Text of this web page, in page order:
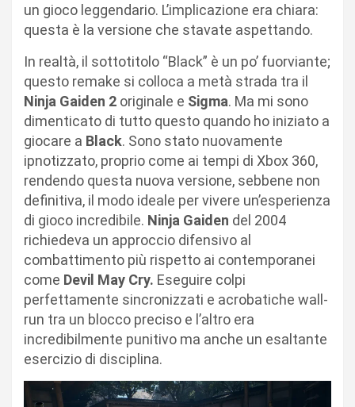
un gioco leggendario. L’implicazione era chiara:
questa è la versione che stavate aspettando.
In realtà, il sottotitolo “Black” è un po’ fuorviante;
questo remake si colloca a metà strada tra il
Ninja Gaiden 2 originale e Sigma. Ma mi sono
dimenticato di tutto questo quando ho iniziato a
giocare a Black. Sono stato nuovamente
ipnotizzato, proprio come ai tempi di Xbox 360,
rendendo questa nuova versione, sebbene non
definitiva, il modo ideale per vivere un’esperienza
di gioco incredibile. Ninja Gaiden del 2004
richiedeva un approccio difensivo al
combattimento più rispetto ai contemporanei
come Devil May Cry. Eseguire colpi
perfettamente sincronizzati e acrobatiche wall-
run tra un blocco preciso e l’altro era
incredibilmente punitivo ma anche un esaltante
esercizio di disciplina.